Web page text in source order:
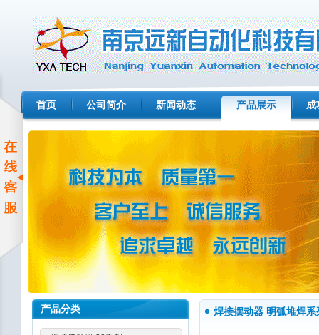
首页 公司简介 新闻动态 产品展示 成
产品分类 焊接摆动器 明弧堆焊系